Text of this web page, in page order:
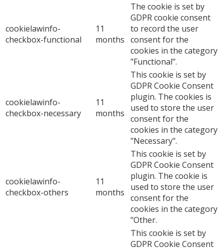
cookielawinfo-
checkbox-functional
11
months
The cookie is set by
GDPR cookie consent
to record the user
consent for the
cookies in the category
"Functional".
cookielawinfo-
checkbox-necessary
11
months
This cookie is set by
GDPR Cookie Consent
plugin. The cookies is
used to store the user
consent for the
cookies in the category
"Necessary".
cookielawinfo-
checkbox-others
11
months
This cookie is set by
GDPR Cookie Consent
plugin. The cookie is
used to store the user
consent for the
cookies in the category
"Other.
This cookie is set by
GDPR Cookie Consent